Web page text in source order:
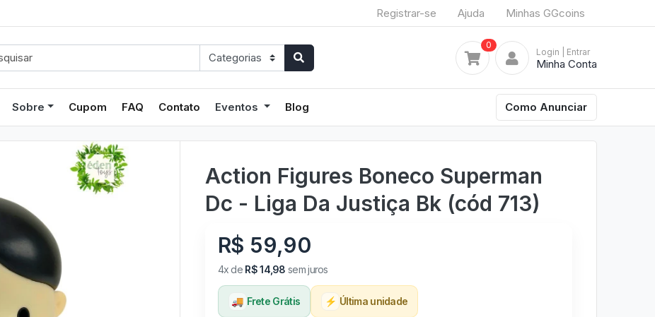
Registrar-se Ajuda Minhas GGcoins
0
Login | Entrar
Minha Conta
Sobre Cupom FAQ Contato Eventos Blog Como Anunciar
Action Figures Boneco Superman
Dc - Liga Da Justiça Bk (cód 713)
R$ 59,90
4x de R$ 14,98 sem juros
🚚 Frete Grátis ⚡ Última unidade